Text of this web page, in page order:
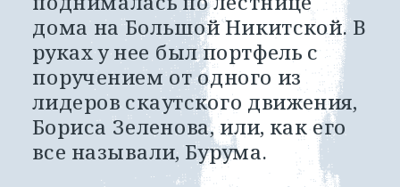
дома на Большой Никитской. В
руках у нее был портфель с
поручением от одного из
лидеров скаутского движения,
Бориса Зеленова, или, как его
все называли, Бурума.